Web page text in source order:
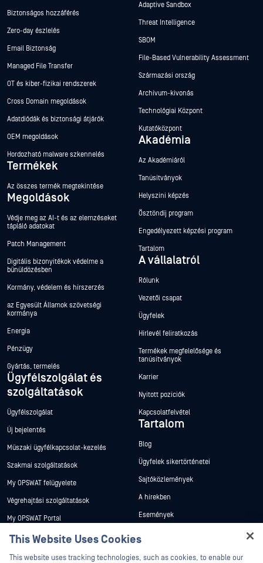
Biztonságos hozzáférés
Zero-day észlelés
Email Biztonság
Managed File Transfer
OT és kiber-fizikai rendszerek
Cross Domain megoldások
Adatdiódák és biztonsági átjárók
OEM megoldások
Hordozható malware szkennelés
Termékek
Az összes termék megtekintése
Megoldások
Védje meg az AI-t és az elemzéseket
tápláló adatokat
Patch Management
Digitális bizonyítékok védelme a
bűnüldözésben
Kormány, védelem és hírszerzés
az Egyesült Államok szövetségi
kormánya
Energia
Pénzügy
Gyártás, termelés
Ügyfélszolgálat és
szolgáltatások
Ügyfélszolgálat
Új bejelentés
Műszaki ügyfélkapcsolat-kezelés
Szakmai szolgáltatások
My OPSWAT felügyelete
Végrehajtási szolgáltatások
My OPSWAT Portal
Műszaki dokumentáció
Képzések
Adaptive Sandbox
Threat Intelligence
SBOM
File-Based Vulnerability Assessment
Származási ország
Archívum-kivonás
Technológiai Központ
Kutatóközpont
Akadémia
Az Akadémiáról
Tanúsítványok
Helyszíni képzés
Ösztöndíj program
Engedélyezett képzési program
Tartalom
A vállalatról
Rólunk
Vezetői csapat
Ügyfelek
Hírlevél feliratkozás
Termékek megfelelősége és
tanúsítványok
Karrier
Nyitott pozíciók
Kapcsolatfelvétel
Tartalom
Blog
Ügyfelek sikertörténetei
Sajtóközlemények
A hírekben
Események
This Website Uses Cookies
This website uses tracking technologies, such as cookies, to enable our
Hey there!